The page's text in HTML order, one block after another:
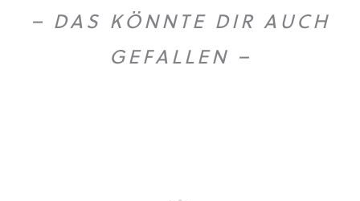
– DAS KÖNNTE DIR AUCH
GEFALLEN –